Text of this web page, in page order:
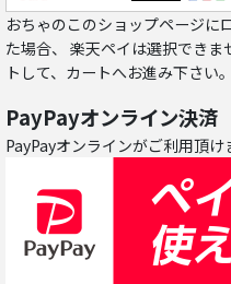
おちゃのこのショップページに
た場合、 楽天ペイは選択でき
トして、カートへお進み下さい。
PayPayオンライン決済
PayPayオンラインがご利用頂け